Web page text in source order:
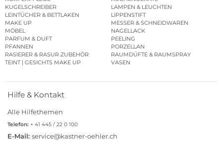
KUGELSCHREIBER
LAMPEN & LEUCHTEN
LEINTÜCHER & BETTLAKEN
LIPPENSTIFT
MAKE UP
MESSER & SCHNEIDWAREN
MÖBEL
NAGELLACK
PARFUM & DUFT
PEELING
PFANNEN
PORZELLAN
RASIERER & RASUR ZUBEHÖR
RAUMDÜFTE & RAUMSPRAY
TEINT | GESICHTS MAKE UP
VASEN
Hilfe & Kontakt
Alle Hilfethemen
Telefon: + 41 445 / 22 0 100
E-Mail: service@kastner-oehler.ch